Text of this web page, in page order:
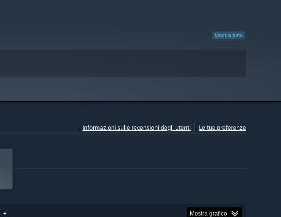
Mostra tutto
Informazioni sulle recensioni degli utenti Le tue preferenze
Mostra grafico